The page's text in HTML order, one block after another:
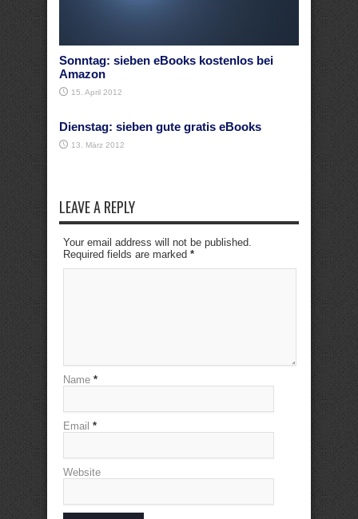
Sonntag: sieben eBooks kostenlos bei
Amazon
15. April 2012
Dienstag: sieben gute gratis eBooks
13. März 2012
LEAVE A REPLY
Your email address will not be published.
Required fields are marked *
Name *
Email *
Website